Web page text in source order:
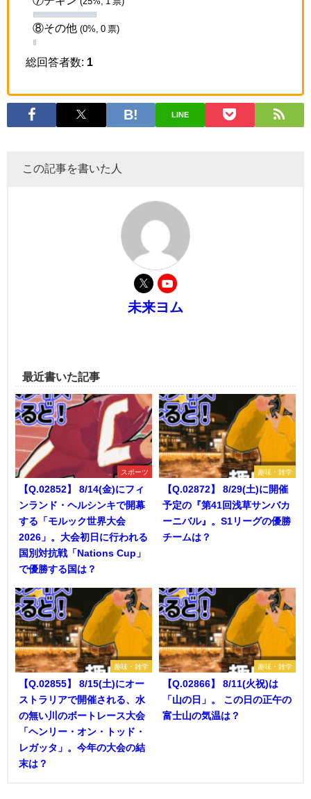
⑧その他 (0%, 0 票)
総回答者数: 1
LINE
この記事を書いた人
未来ヨム
最近書いた記事
スポーツ
【Q.02852】 8/14(金)にフィ
ンランド・ヘルシンキで開幕
する「モルック世界大会
2026」。大会初日に行われる
国別対抗戦「Nations Cup」
で優勝する国は？
趣味・雑学
【Q.02872】 8/29(土)に開催
予定の『第41回浅草サンバカ
ーニバル』。S1リーグの優勝
チームは？
趣味・雑学
【Q.02855】 8/15(土)にオー
ストラリアで開催される、水
の無い川のボートレース大会
「ヘンリー・オン・トッド・
レガッタ」。今年の大会の結
末は？
趣味・雑学
【Q.02866】 8/11(火祝)は
「山の日」。 この日の正午の
富士山の気温は？